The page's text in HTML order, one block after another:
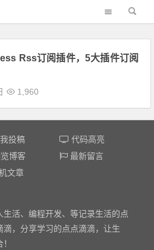
Rss订阅插件，5大插件订阅
1,960
投稿
代码高亮
博客
最新留言
文章
活、编程开发、等记录生活的点
滴，分享学习的点点滴滴，让生